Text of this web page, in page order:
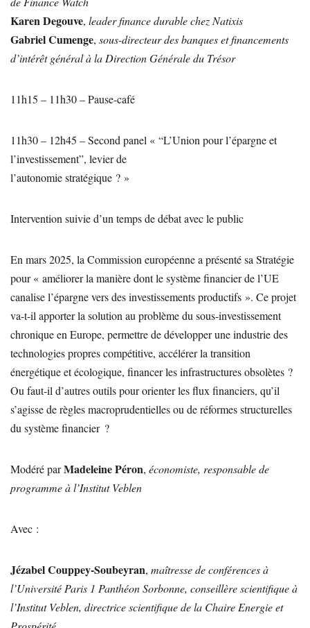
Karen Degouve, leader finance durable chez Natixis
Gabriel Cumenge, sous-directeur des banques et financements
d’intérêt général à la Direction Générale du Trésor
11h15 – 11h30 – Pause-café
11h30 – 12h45 – Second panel « “L’Union pour l’épargne et
l’investissement”, levier de
l’autonomie stratégique ? »
Intervention suivie d’un temps de débat avec le public
En mars 2025, la Commission européenne a présenté sa Stratégie
pour « améliorer la manière dont le système financier de l’UE
canalise l’épargne vers des investissements productifs ». Ce projet
va-t-il apporter la solution au problème du sous-investissement
chronique en Europe, permettre de développer une industrie des
technologies propres compétitive, accélérer la transition
énergétique et écologique, financer les infrastructures obsolètes ?
Ou faut-il d’autres outils pour orienter les flux financiers, qu’il
s’agisse de règles macroprudentielles ou de réformes structurelles
du système financier ?
Modéré parMadeleine Péron, économiste, responsable de
programme à l’Institut Veblen
Avec :
Jézabel Couppey-Soubeyran, maîtresse de conférences à
l’Université Paris 1 Panthéon Sorbonne, conseillère scientifique à
l’Institut Veblen, directrice scientifique de la Chaire Energie et